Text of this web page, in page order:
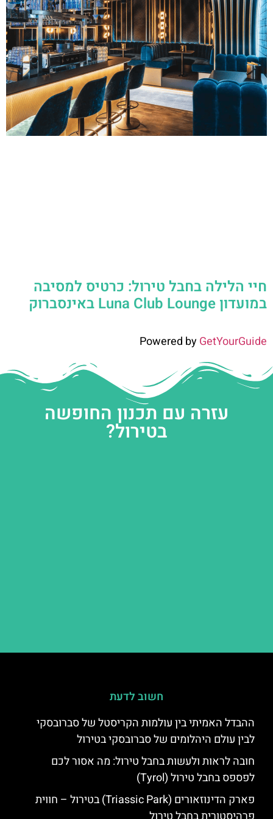
חיי הלילה בחבל טירול: כרטיס למסיבה
במועדון Luna Club Lounge באינסברוק
Powered byGetYourGuide
עזרה עם תכנון החופשה
בטירול?
חשוב לדעת
ההבדל האמיתי בין עולמות הקריסטל של סברובסקי
לבין עולם היהלומים של סברובסקי בטירול
חובה לראות ולעשות בחבל טירול: מה אסור לכם
לפספס בחבל טירול (Tyrol)
פארק הדינוזאורים (Triassic Park) בטירול – חווית